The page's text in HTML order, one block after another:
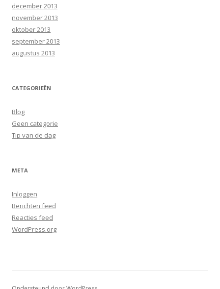
december 2013
november 2013
oktober 2013
september 2013
augustus 2013
CATEGORIEËN
Blog
Geen categorie
Tip van de dag
META
Inloggen
Berichten feed
Reacties feed
WordPress.org